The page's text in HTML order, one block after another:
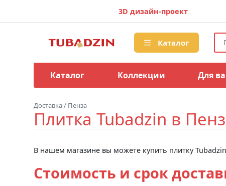
3D дизайн-проект
Каталог
Каталог Коллекции Для
Доставка/ Пенза
Плитка Tubadzin в
В нашем магазине вы можете купить плитку
Стоимость и срок